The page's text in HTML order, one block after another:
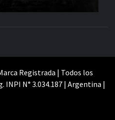
Registrada | Todos los
INPI N° 3.034.187 | Argentina |